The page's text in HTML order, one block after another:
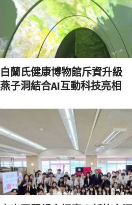
白蘭氏健康博物館斥資升級
燕子洞結合AI互動科技亮相